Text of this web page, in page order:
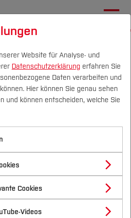
DE|EN Quicklinks
Prüfungen
Transfer
Transferprofil
aufklappen
der
Bachelor am
- 17:00 Uhr
Termin speichern (.ics)
Website für Analyse- und
Datenschutzerklärung erfahren Sie
Daten verarbeiten und
Hier können Sie genau sehen
und können entscheiden, welche Sie
Cookies
Videos